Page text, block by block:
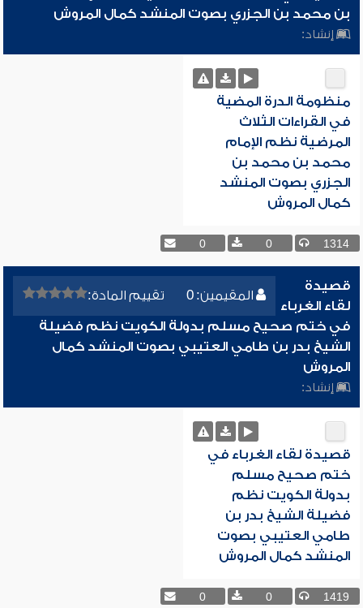
بن محمد بن الجزري بصوت المنشد كمال المروش
إنشاد:
منظومة الدرة المضية
في القراءات الثلاث
المرضية نظم الإمام
محمد بن محمد بن
الجزري بصوت المنشد
كمال المروش
1314
0
0
المقيمين: 0 تقييم المادة:
قصيدة
لقاء الغرباء
في ختم صحيح مسلم بدولة الكويت نظم فضيلة
الشيخ بدر بن طامي العتيبي بصوت المنشد كمال
المروش
إنشاد:
قصيدة لقاء الغرباء في
ختم صحيح مسلم
بدولة الكويت نظم
فضيلة الشيخ بدر بن
طامي العتيبي بصوت
المنشد كمال المروش
1419
0
0